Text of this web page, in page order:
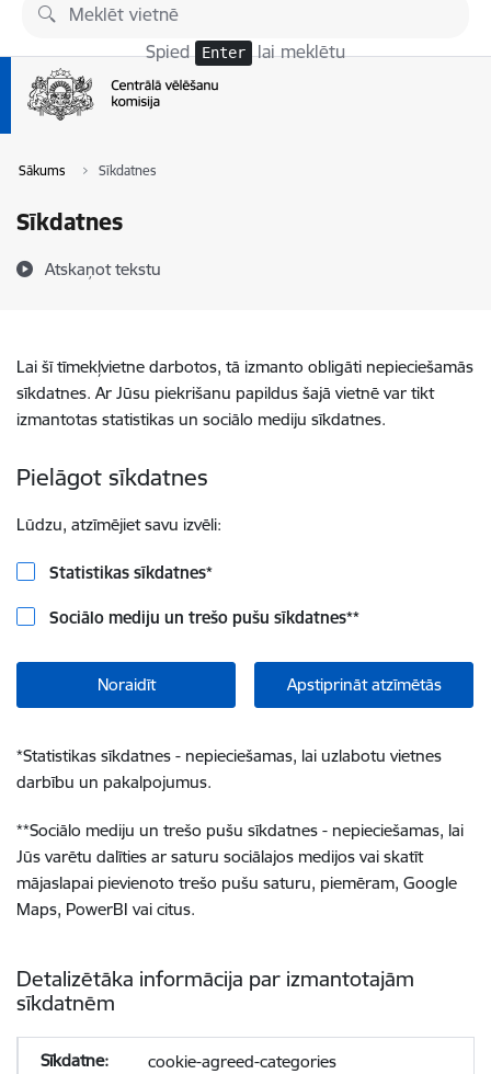
Pāriet uz lapas saturu
Spied Enter lai meklētu
Sākums Sīkdatnes
Sīkdatnes
Atskaņot tekstu
Lai šī tīmekļvietne darbotos, tā izmanto obligāti nepieciešamās
sīkdatnes. Ar Jūsu piekrišanu papildus šajā vietnē var tikt
izmantotas statistikas un sociālo mediju sīkdatnes.
Pielāgot sīkdatnes
Lūdzu, atzīmējiet savu izvēli:
Statistikas sīkdatnes*
Sociālo mediju un trešo pušu sīkdatnes**
Noraidīt Apstiprināt atzīmētās
*Statistikas sīkdatnes - nepieciešamas, lai uzlabotu vietnes
darbību un pakalpojumus.
**Sociālo mediju un trešo pušu sīkdatnes - nepieciešamas, lai
Jūs varētu dalīties ar saturu sociālajos medijos vai skatīt
mājaslapai pievienoto trešo pušu saturu, piemēram, Google
Maps, PowerBI vai citus.
Detalizētāka informācija par izmantotajām
sīkdatnēm
cookie-agreed-categories